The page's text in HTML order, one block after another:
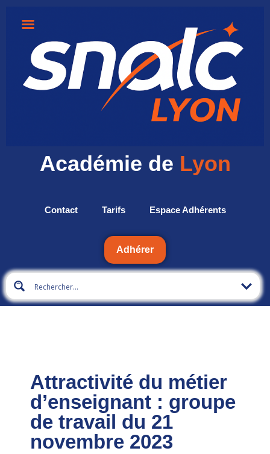
Académie de Lyon
Contact Tarifs Espace Adhérents
Adhérer
Attractivité du métier
d’enseignant : groupe
de travail du 21
novembre 2023